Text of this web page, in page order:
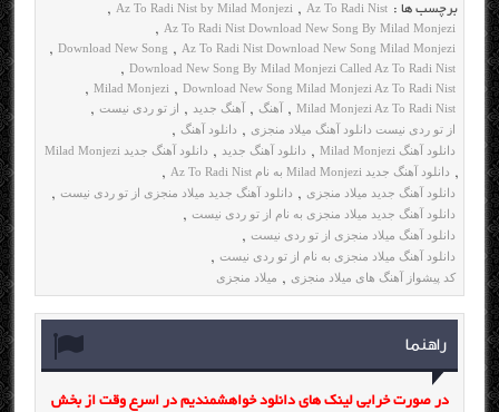
برچسب ها : Az To Radi Nist
,
Az To Radi Nist by Milad Monjezi
,
Az To Radi Nist Download New Song By Milad Monjezi
,
Az To Radi Nist Download New Song Milad Monjezi
,
Download New Song
,
Download New Song By Milad Monjezi Called Az To Radi Nist
,
Download New Song Milad Monjezi Az To Radi Nist
,
Milad Monjezi
,
Milad Monjezi Az To Radi Nist
, آهنگ , آهنگ جدید , از تو ردی نیست ,
از تو ردی نیست دانلود آهنگ میلاد منجزی , دانلود آهنگ ,
دانلود آهنگ Milad Monjezi , دانلود آهنگ جدید , دانلود آهنگ جدید Milad Monjezi
, دانلود آهنگ جدید Milad Monjezi به نام Az To Radi Nist ,
دانلود آهنگ جدید میلاد منجزی , دانلود آهنگ جدید میلاد منجزی از تو ردی نیست ,
دانلود آهنگ جدید میلاد منجزی به نام از تو ردی نیست ,
دانلود آهنگ میلاد منجزی از تو ردی نیست ,
دانلود آهنگ میلاد منجزی به نام از تو ردی نیست ,
کد پیشواز آهنگ های میلاد منجزی , میلاد منجزی
راهنما
در صورت خرابی لینک های دانلود خواهشمندیم در اسرع وقت از بخش